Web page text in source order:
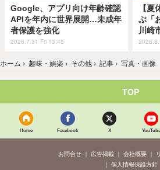
Google、アプリ向け年齢確認
APIを年内に世界展開…未成年
者保護を強化
2026.7.31 Fri 13:45
【
ぶ「
川崎
ホーム › 趣味・娯楽 › その他 › 記事 › 写真・画像
TOP
Home Facebook X YouTube
お問合せ 広告掲載 会社概要
個人情報保護方針